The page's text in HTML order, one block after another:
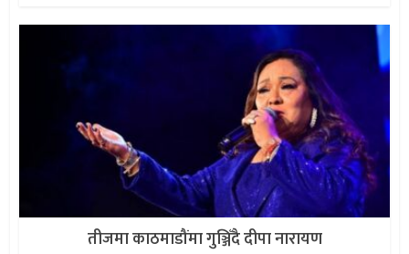
तीजमा काठमाडौंमा गुञ्जिँदै दीपा नारायण